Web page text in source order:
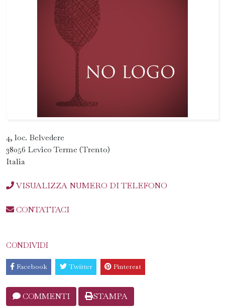
4, loc. Belvedere
38056 Levico Terme (Trento)
Italia
VISUALIZZA NUMERO DI TELEFONO
CONTATTACI
CONDIVIDI
Facebook Twitter Pinterest
COMMENTI STAMPA